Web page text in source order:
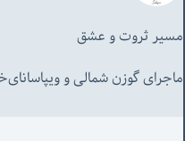
مسیر ثروت و عشق
ماجرای گوزن شمالی و‌